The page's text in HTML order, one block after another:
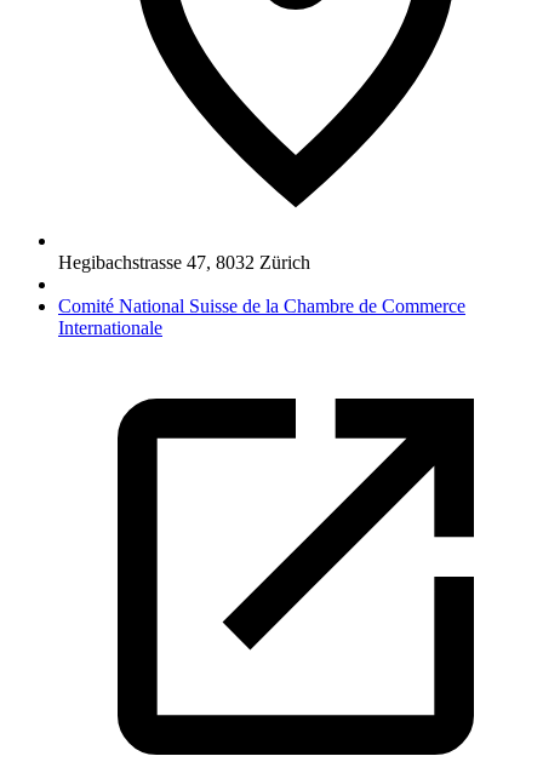
Hegibachstrasse 47, 8032 Zürich
Comité National Suisse de la Chambre de Commerce
Internationale